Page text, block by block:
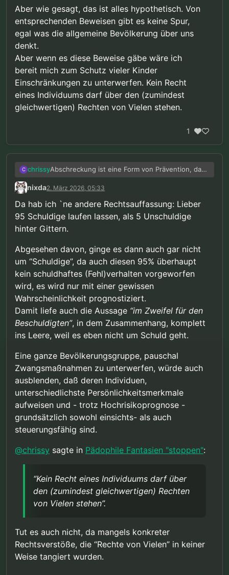
Aber wie gesagt, das ist alles hypothetisch. Von
entsprechenden Beweisen gibt es keine Spur,
egal was die allgemeine Bevölkerung über uns
denkt.
Aber wenn es diese Beweise gäbe wäre ich
bereit mich zum Schutz vieler Kinder
Einschränkungen zu unterwerfen. Kein Recht
eines Individuums darf über den (zumindest
gleichwertigen) Rechten von Vielen stehen.
1
C chrissyAbschreckung ist eine Form von Prävention, da
gebe ich dir recht. Aber die Prävention von der
wir hier reden ist etwas ganz anderes.
Ob ein Vorgehen gegen eine ganze Gruppe
gerechtfertigt ist hängt meiner Meinung nach
vom Gefährdungspotenzial ab das von dieser
Gruppe ausgeht. Wenn erwiesenermaßen ein
sehr hoher Anteil dieser Gruppe (vielleicht 95%)
durch entsprechende Maßnahmen effektiv
verhindert werden können, dann wiegt die
Einschränkung der persönlichen Freiheit der 5%
die unschuldig betroffen wären geringer als das
Leid der Opfer der 95%. Natürlich muss auch hier
das mildeste Mittel gewählt werden das die
Taten reduzieren kann. Nicht auf 0, das ist nie zu
erreichen. Aber auf ein Niveau wo der
zusätzliche Nutzen schärferer Maßnahmen in
keinem vernünftigen Verhaltnis zum Schaden
Betroffenen anrichtet.
Und immer muss “im Zweifel für den
Beschuldigten” gelten.
Aber wie gesagt, das ist alles hypothetisch. Von
entsprechenden Beweisen gibt es keine Spur,
egal was die allgemeine Bevölkerung über uns
Aber wenn es diese Beweise gäbe wäre ich
bereit mich zum Schutz vieler Kinder
Einschränkungen zu unterwerfen. Kein Recht
eines Individuums darf über den (zumindest
gleichwertigen) Rechten von Vielen stehen.
nixda2. März 2026, 05:33
Da hab ich `ne andere Rechtsauffassung: Lieber
95 Schuldige laufen lassen, als 5 Unschuldige
hinter Gittern.
Abgesehen davon, ginge es dann auch gar nicht
um “Schuldige”, da auch diesen 95% überhaupt
kein schuldhaftes (Fehl)verhalten vorgeworfen
wird, es wird nur mit einer gewissen
Wahrscheinlichkeit prognostiziert.
Damit liefe auch die Aussage “im Zweifel für den
Beschuldigten”, in dem Zusammenhang, komplett
ins Leere, weil es eben nicht um Schuld geht.
Eine ganze Bevölkerungsgruppe, pauschal
Zwangsmaßnahmen zu unterwerfen, würde auch
ausblenden, daß deren Individuen,
unterschiedlichste Persönlichkeitsmerkmale
aufweisen und - trotz Hochrisikoprognose -
grundsätzlich sowohl einsichts- als auch
steuerungsfähig sind.
@chrissy sagte in Pädophile Fantasien "stoppen":
“Kein Recht eines Individuums darf über
den (zumindest gleichwertigen) Rechten
von Vielen stehen”.
Tut es auch nicht, da mangels konkreter
Rechtsverstöße, die “Rechte von Vielen” in keiner
Weise tangiert wurden.